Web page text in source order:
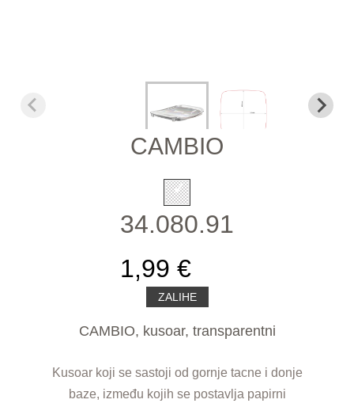
CAMBIO
34.080.91
1,99 €
ZALIHE
CAMBIO, kusoar, transparentni
Kusoar koji se sastoji od gornje tacne i donje
baze, između kojih se postavlja papirni